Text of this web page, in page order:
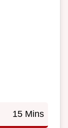
15 Mins